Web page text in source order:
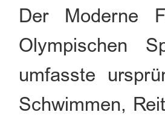
Der Moderne
Olympischen
umfasste
Schwimmen,